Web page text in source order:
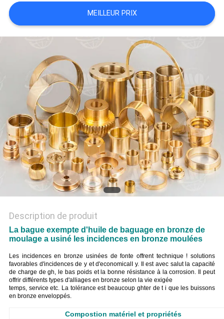
PLAN
PRIVACY
POLICY
MEILLEUR PRIX
Description de produit
La bague exempte d'huile de baguage en bronze de
moulage a usiné les incidences en bronze moulées
Les incidences en bronze usinées de fonte offrent technique ! solutions
favorables d'incidences de y et d'economicalI y. Il est avec salut la capacité
de charge de gh, le bas poids et la bonne résistance à la corrosion. Il peut
offrir différents types d'alliages en bronze selon la vie exigée
temps, service etc. La tolérance est beaucoup ghter de t i que les buissons
en bronze enveloppés.
Compostion matériel et propriétés